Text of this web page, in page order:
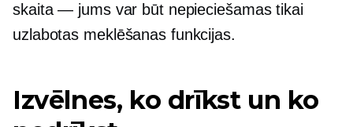
skaita — jums var būt nepieciešamas tikai
uzlabotas meklēšanas funkcijas.
Izvēlnes, ko drīkst un ko